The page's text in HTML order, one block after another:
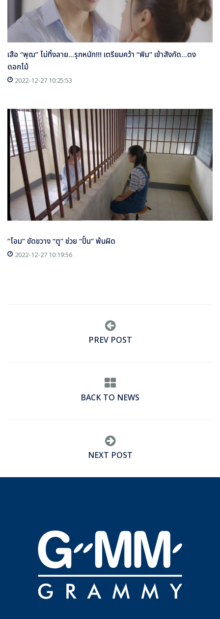
เสือ “พุฒ” ไม่ทิ้งลาย...รุกหนัก!!! เตรียมคว้า “พิม” เข้าสังกัด...ดง
ดอกไม้
2022-12-27 10:25:53
“โอม” ขัดขวาง “ตู” ช่วย “ปั๋น” พ้นผิด
2022-12-27 10:19:56
PREV POST
BACK TO NEWS
NEXT POST